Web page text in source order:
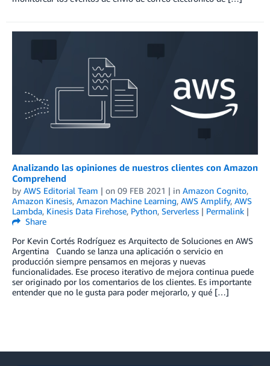
Analizando las opiniones de nuestros clientes con Amazon
Comprehend
by AWS Editorial Team | on 09 FEB 2021 | in Amazon Cognito,
Amazon Kinesis, Amazon Machine Learning, AWS Amplify, AWS
Lambda, Kinesis Data Firehose, Python, Serverless | Permalink |
Share
Por Kevin Cortés Rodríguez es Arquitecto de Soluciones en AWS
Argentina Cuando se lanza una aplicación o servicio en
producción siempre pensamos en mejoras y nuevas
funcionalidades. Ese proceso iterativo de mejora continua puede
ser originado por los comentarios de los clientes. Es importante
entender que no le gusta para poder mejorarlo, y qué […]